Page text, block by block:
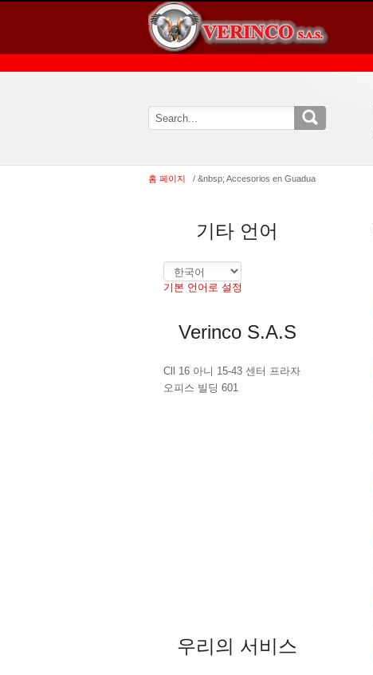
홈 페이지 / &nbsp; Accesorios en Guadua
기타 언어
기본 언어로 설정
Verinco S.A.S
Cll 16 아니 15-43 센터 프라자
오피스 빌딩 601
우리의 서비스